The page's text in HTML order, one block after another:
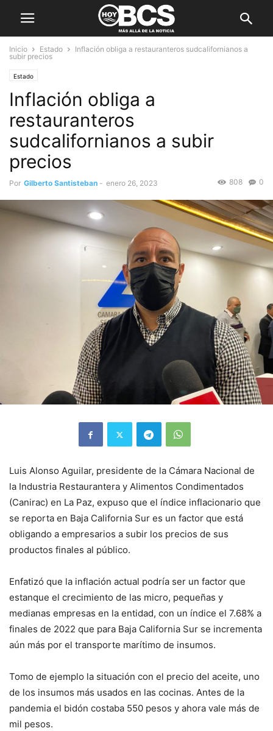
Inicio Estado
Inflación obliga a restauranteros sudcalifornianos a
subir precios
Estado
Inflación obliga a
restauranteros
sudcalifornianos a subir
precios
Por Gilberto Santisteban - enero 26, 2023 0
808
Luis Alonso Aguilar, presidente de la Cámara Nacional de
la Industria Restaurantera y Alimentos Condimentados
(Canirac) en La Paz, expuso que el índice inflacionario que
se reporta en Baja California Sur es un factor que está
obligando a empresarios a subir los precios de sus
productos finales al público.
Enfatizó que la inflación actual podría ser un factor que
estanque el crecimiento de las micro, pequeñas y
medianas empresas en la entidad, con un índice el 7.68% a
finales de 2022 que para Baja California Sur se incrementa
aún más por el transporte marítimo de insumos.
Tomo de ejemplo la situación con el precio del aceite, uno
de los insumos más usados en las cocinas. Antes de la
pandemia el bidón costaba 550 pesos y ahora vale más de
mil pesos.